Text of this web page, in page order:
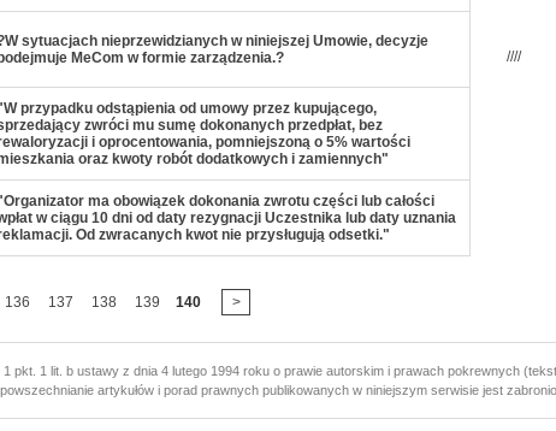
sytuacjach nieprzewidzianych w niniejszej Umowie, decyzje
MeCom w formie zarządzenia.?
przypadku odstąpienia od umowy przez kupującego,
zwróci mu sumę dokonanych przedpłat, bez
i oprocentowania, pomniejszoną o 5% wartości
oraz kwoty robót dodatkowych i zamiennych"
ma obowiązek dokonania zwrotu części lub całości
w ciągu 10 dni od daty rezygnacji Uczestnika lub daty uznania
Od zwracanych kwot nie przysługują odsetki."
136 137 138 139 140 >
////
pkt. 1 lit. b ustawy z dnia 4 lutego 1994 roku o prawie autorskim i prawach pokrewnych
artykułów i porad prawnych publikowanych w niniejszym serwisie jest